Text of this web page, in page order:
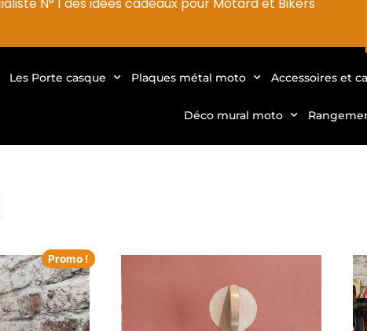
Les Porte casque Plaques métal moto Accessoires et
Déco mural moto
Promo !